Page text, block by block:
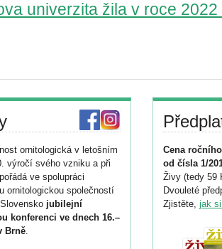
univerzita žila v roce
ornitologická v letošním
výročí svého vzniku a při
ve spolupráci
ornitologickou společností
jubilejní
konferenci ve dnech 16.–
Brně.
Cena
od čísla 1/
Živy (tedy 59
Dvouleté
Zjistěte, jak